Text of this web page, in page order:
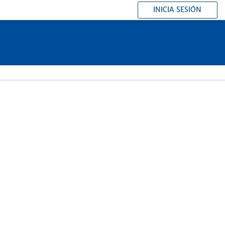
INICIA SESIÓN